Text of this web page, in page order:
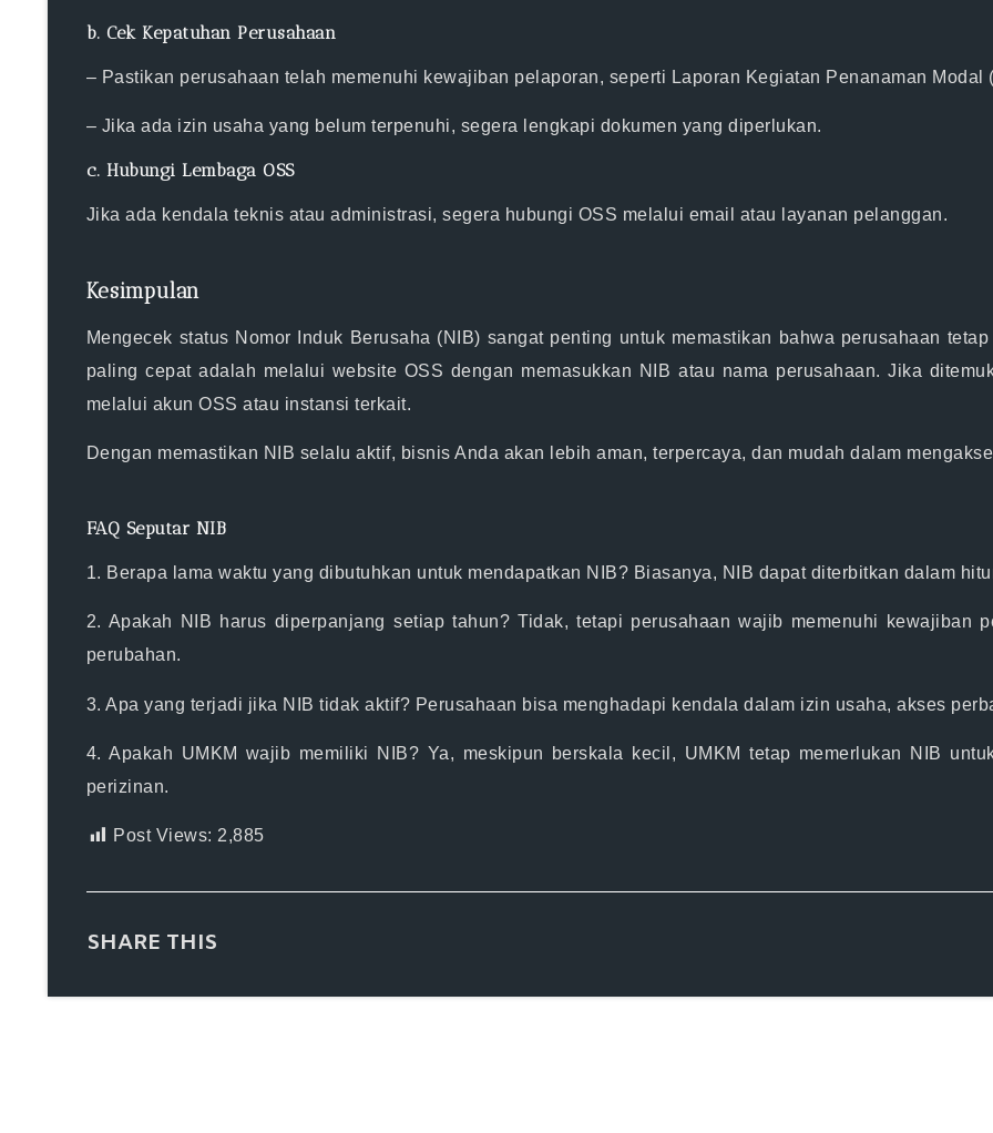
b. Cek Kepatuhan Perusahaan
– Pastikan perusahaan telah memenuhi kewajiban pelaporan, seperti Laporan Kegiatan Penanaman Modal
– Jika ada izin usaha yang belum terpenuhi, segera lengkapi dokumen yang diperlukan.
c. Hubungi Lembaga OSS
Jika ada kendala teknis atau administrasi, segera hubungi OSS melalui email atau layanan pelanggan.
Kesimpulan
Mengecek status Nomor Induk Berusaha (NIB) sangat penting untuk memastikan bahwa perusahaan
paling cepat adalah melalui website OSS dengan memasukkan NIB atau nama perusahaan. Jika
melalui akun OSS atau instansi terkait.
Dengan memastikan NIB selalu aktif, bisnis Anda akan lebih aman, terpercaya, dan mudah dalam
FAQ Seputar NIB
1. Berapa lama waktu yang dibutuhkan untuk mendapatkan NIB? Biasanya, NIB dapat diterbitkan dalam
2. Apakah NIB harus diperpanjang setiap tahun? Tidak, tetapi perusahaan wajib memenuhi kewajiban
perubahan.
3. Apa yang terjadi jika NIB tidak aktif? Perusahaan bisa menghadapi kendala dalam izin usaha, akses
4. Apakah UMKM wajib memiliki NIB? Ya, meskipun berskala kecil, UMKM tetap memerlukan NIB
perizinan.
Post Views: 2,885
SHARE THIS